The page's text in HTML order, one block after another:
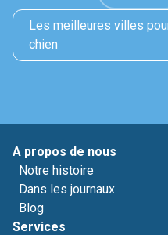
Les meilleures villes
chien
A propos de nous
Notre histoire
Dans les journaux
Blog
Services